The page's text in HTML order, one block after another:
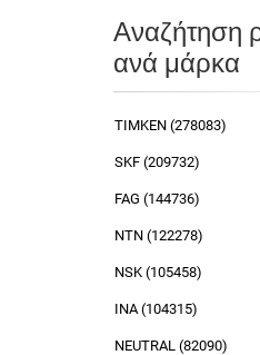
Αναζήτηση
ανά μάρκα
TIMKEN (278083)
SKF (209732)
FAG (144736)
NTN (122278)
NSK (105458)
INA (104315)
NEUTRAL (82090)